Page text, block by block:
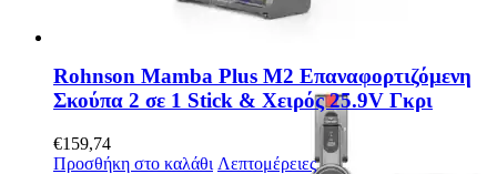
Rohnson Mamba Plus M2 Επαναφορτιζόμενη
Σκούπα 2 σε 1 Stick & Χειρός 25.9V Γκρι
€159,74
Προσθήκη στο καλάθι Λεπτομέρειες